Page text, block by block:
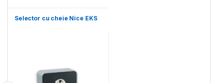
Selector cu cheie Nice EKS